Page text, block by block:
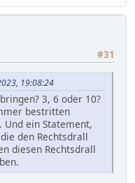
#31
19:08:24
3, 6 oder 10?
bestritten
Und ein Statement,
den Rechtsdrall
diesen Rechtsdrall